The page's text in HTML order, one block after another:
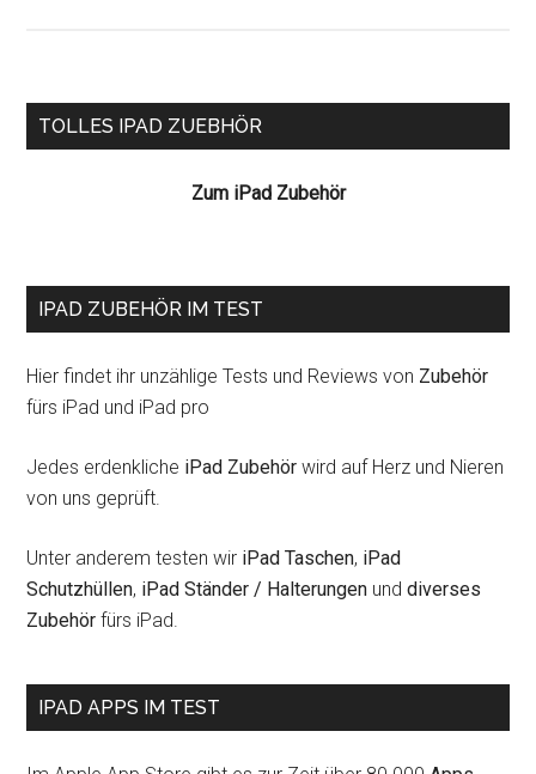
iHome
Seitenspalte
TOLLES IPAD ZUEBHÖR
Zum iPad Zubehör
IPAD ZUBEHÖR IM TEST
Hier findet ihr unzählige Tests und Reviews von Zubehör
fürs iPad und iPad pro
Jedes erdenkliche iPad Zubehör wird auf Herz und Nieren
von uns geprüft.
Unter anderem testen wir iPad Taschen, iPad
Schutzhüllen, iPad Ständer / Halterungen unddiverses
Zubehör fürs iPad.
IPAD APPS IM TEST